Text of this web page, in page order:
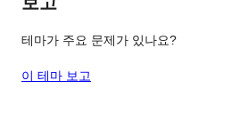
테마가 주요 문제가 있나요?
이 테마 보고